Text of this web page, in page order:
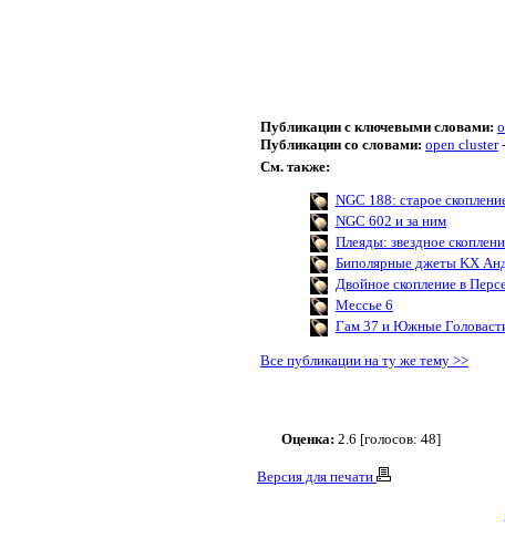
Публикации с ключевыми словами:
Публикации со словами: open cluster-
См. также:
NGC 188: старое
NGC 602 и за ним
Плеяды: звездное
Биполярные джеты KX
Двойное скопление в
Мессье 6
Гам 37 и Южные
Все публикации на ту же тему >>
Оценка: 2.6 [голосов: 48]
Версия для печати